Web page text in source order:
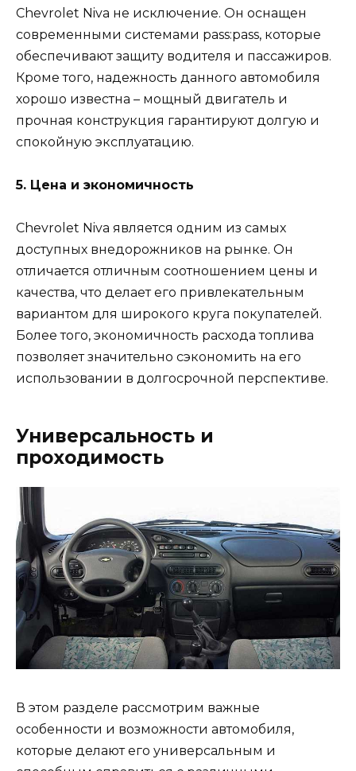
Chevrolet Niva не исключение. Он оснащен
современными системами pass:pass, которые
обеспечивают защиту водителя и пассажиров.
Кроме того, надежность данного автомобиля
хорошо известна – мощный двигатель и
прочная конструкция гарантируют долгую и
спокойную эксплуатацию.
5. Цена и экономичность
Chevrolet Niva является одним из самых
доступных внедорожников на рынке. Он
отличается отличным соотношением цены и
качества, что делает его привлекательным
вариантом для широкого круга покупателей.
Более того, экономичность расхода топлива
позволяет значительно сэкономить на его
использовании в долгосрочной перспективе.
Универсальность и
проходимость
В этом разделе рассмотрим важные
особенности и возможности автомобиля,
которые делают его универсальным и